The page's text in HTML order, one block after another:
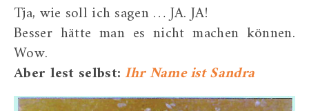
Tja, wie soll ich sagen … JA. JA!
Besser hätte man es nicht machen können.
Wow.
Aber lest selbst: Ihr Name ist Sandra